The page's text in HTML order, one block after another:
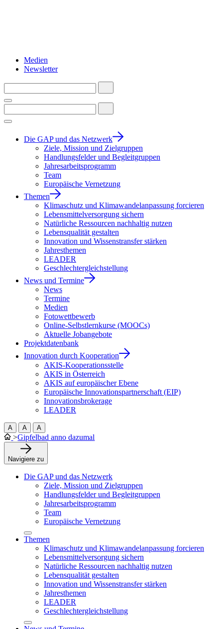
Medien
Newsletter
Die GAP und das Netzwerk
Ziele, Mission und Zielgruppen
Handlungsfelder und Begleitgruppen
Jahresarbeitsprogramm
Team
Europäische Vernetzung
Themen
Klimaschutz und Klimawandelanpassung forcieren
Lebensmittelversorgung sichern
Natürliche Ressourcen nachhaltig nutzen
Lebensqualität gestalten
Innovation und Wissenstransfer stärken
Jahresthemen
LEADER
Geschlechtergleichstellung
News und Termine
News
Termine
Medien
Fotowettbewerb
Online-Selbstlernkurse (MOOCs)
Aktuelle Jobangebote
Projektdatenbank
Innovation durch Kooperation
AKIS-Kooperationsstelle
AKIS in Österreich
AKIS auf europäischer Ebene
Europäische Innovationspartnerschaft (EIP)
Innovationsbrokerage
LEADER
A A A
>Gipfelbad anno dazumal
Navigiere zu
Die GAP und das Netzwerk
Ziele, Mission und Zielgruppen
Handlungsfelder und Begleitgruppen
Jahresarbeitsprogramm
Team
Europäische Vernetzung
Themen
Klimaschutz und Klimawandelanpassung forcieren
Lebensmittelversorgung sichern
Natürliche Ressourcen nachhaltig nutzen
Lebensqualität gestalten
Innovation und Wissenstransfer stärken
Jahresthemen
LEADER
Geschlechtergleichstellung